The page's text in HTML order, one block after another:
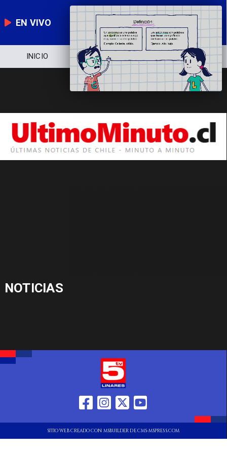
EN VIVO
INICIO NOTICIERO POLÍTICA
NOTICIAS
SITIO WEB CREADO CON MSBUILDER DE CMS-MSPRESS.COM